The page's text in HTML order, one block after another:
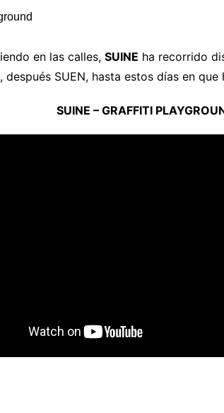
en las calles, SUINE ha recorrido
después SUEN, hasta estos días en
SUINE – GRAFFITI